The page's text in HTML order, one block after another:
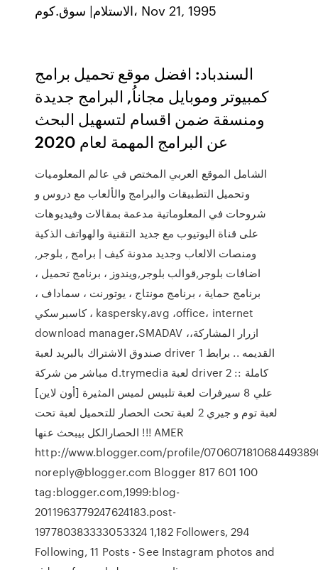
الاستلام| سوق.كوم، Nov 21, 1995
السندباد: افضل موقع تحميل برامج
كمبيوتر وموبايل مجاناُ, البرامج جديدة
ومنسقة ضمن اقسام لتسهيل البحث
عن البرامج المهمة لعام 2020
الشامل الموقع العربي المختص في عالم المعلوميات
وتحميل التطبيقات والبرامج والألعاب مع دروس و
شروحات في المعلوماتية مدعمة بمقالات وفيديوهات
على قناة اليوتيوب مع جديد التقنية والهواتف الذكية
ومنصات الالعاب وجديد مدونة كيف | برامج , بلوجر,
اضافات بلوجر,قوالب بلوجر,ويندوز ، برنامج تحميل ،
برنامج حماية ، برنامج مونتاج ، يوتورنت ، سماداف ،
كاسبرسكي ، kaspersky،avg ،office، internet
download manager،SMADAV ،ازرار المشاركة،
صندوق الاشتراك بالبريد لعبة driver 1 القديمه .. برابط
مباشر من شركة d.trymedia لعبة driver 2 :: كاملة
علي 8 سيرفرات لعبة تلبيس لميس المثيرة [أون لاين]
لعبة توم و جيري 2 لعبة تحت الحصار للتحميل لعبة تحت
الحصارالكل بيبحث عنها !!! AMER
http://www.blogger.com/profile/
noreply@blogger.com Blogger 817 601 100
tag:blogger.com,1999:blog-
2011963779247624183.post-
197780383333053324 1,182 Followers, 294
Following, 11 Posts - See Instagram photos and